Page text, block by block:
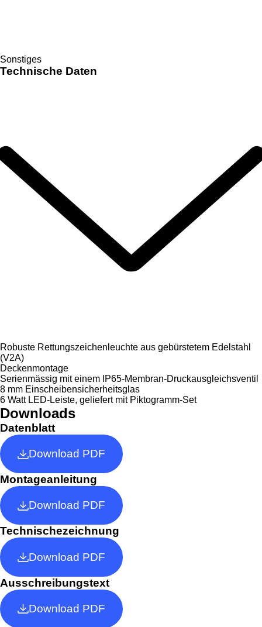
Sonstiges
Technische Daten
Robuste Rettungszeichenleuchte aus gebürstetem Edelstahl
(V2A)
Deckenmontage
Serienmässig mit einem IP65-Membran-Druckausgleichsventil
8 mm Einscheibensicherheitsglas
6 Watt LED-Leiste, geliefert mit Piktogramm-Set
Downloads
Datenblatt
Download PDF
Montageanleitung
Download PDF
Technischezeichnung
Download PDF
Ausschreibungstext
Download PDF